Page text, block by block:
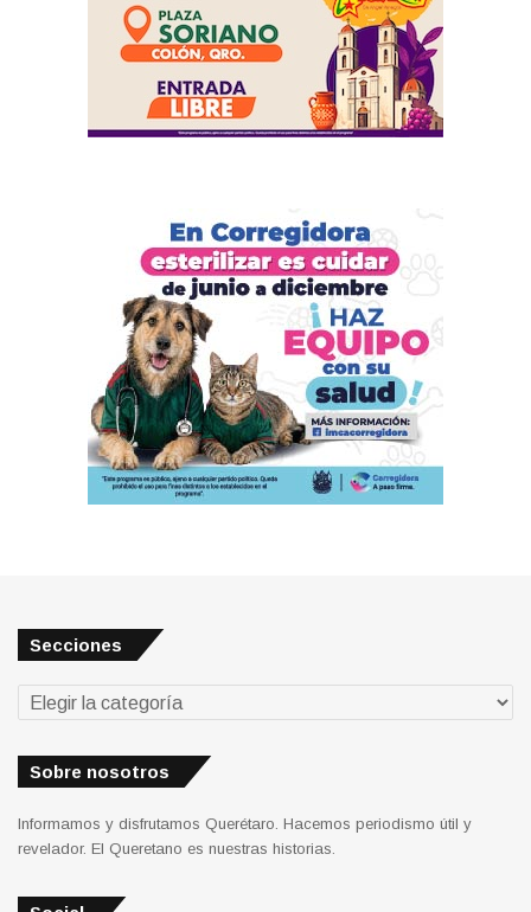
Secciones
Secciones
Sobre nosotros
Informamos y disfrutamos Querétaro. Hacemos periodismo útil y
revelador. El Queretano es nuestras historias.